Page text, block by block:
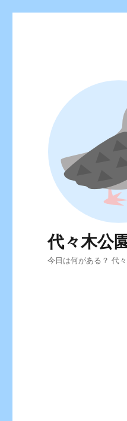
代々木公
今日は何がある？ 代